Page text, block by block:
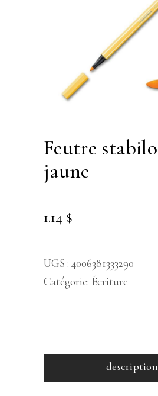
feutre stabilo pen 68
jaune
1.14 $
UGS : 4006381333290
Catégorie: Écriture
description